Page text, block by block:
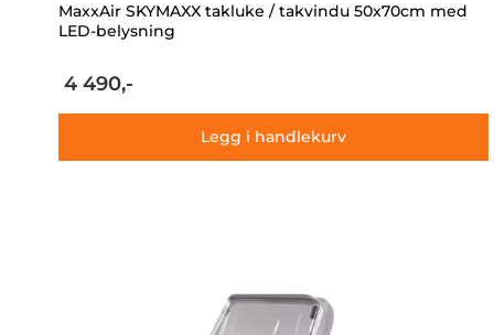
MaxxAir SKYMAXX takluke / takvindu 50x70cm med
LED-belysning
4 490,-
Legg i handlekurv